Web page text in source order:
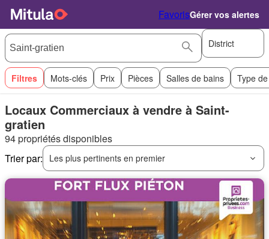
FavorisGérer vos alertes
District
Filtres Mots-clés Prix Pièces Salles de bains Type
Locaux Commerciaux à vendre à Saint-
gratien
94 propriétés disponibles
Trier par:
Les plus pertinents en premier